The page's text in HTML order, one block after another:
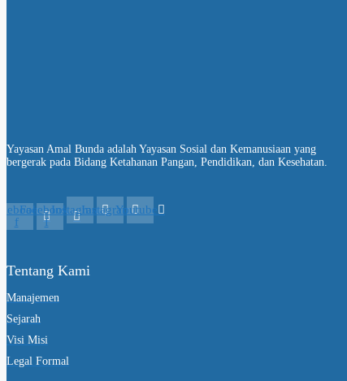
Yayasan Amal Bunda adalah Yayasan Sosial dan Kemanusiaan yang
bergerak pada Bidang Ketahanan Pangan, Pendidikan, dan Kesehatan.
f
Facebook-
f
InstagramInstagramYoutube
Tentang Kami
Manajemen
Sejarah
Visi Misi
Legal Formal